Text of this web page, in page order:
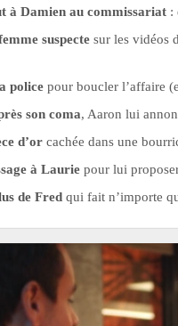
à Damien au commissariat :
suspecte sur les vidéos
police pour boucler l’affaire
son coma, Aaron lui
d’or cachée dans une
à Laurie pour lui
de Fred qui fait n’importe